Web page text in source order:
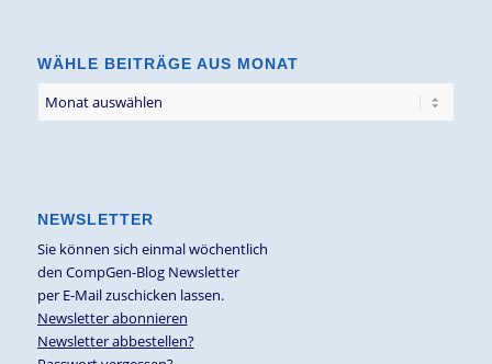
WÄHLE BEITRÄGE AUS MONAT
NEWSLETTER
Sie können sich einmal wöchentlich
den CompGen-Blog Newsletter
per E-Mail zuschicken lassen.
Newsletter abonnieren
Newsletter abbestellen?